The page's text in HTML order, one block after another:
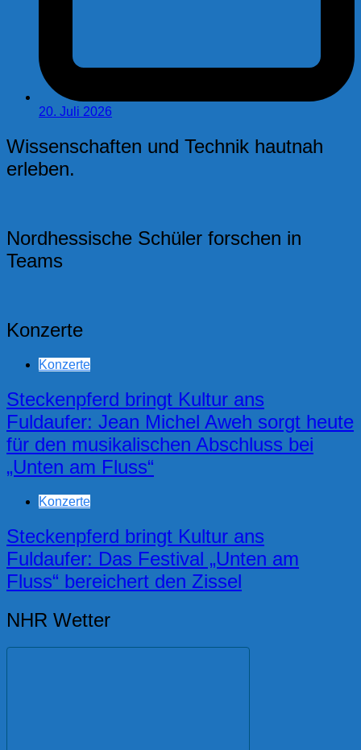
20. Juli 2026
Wissenschaften und Technik hautnah
erleben.
Nordhessische Schüler forschen in
Teams
Konzerte
Konzerte
Steckenpferd bringt Kultur ans
Fuldaufer: Jean Michel Aweh sorgt heute
für den musikalischen Abschluss bei
„Unten am Fluss“
Konzerte
Steckenpferd bringt Kultur ans
Fuldaufer: Das Festival „Unten am
Fluss“ bereichert den Zissel
NHR Wetter